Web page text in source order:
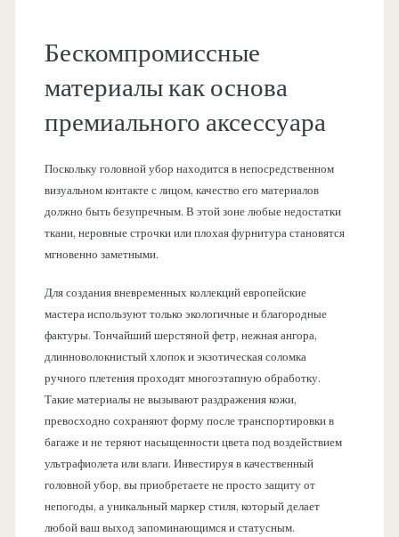
Бескомпромиссные
материалы как основа
премиального аксессуара
Поскольку головной убор находится в непосредственном
визуальном контакте с лицом, качество его материалов
должно быть безупречным. В этой зоне любые недостатки
ткани, неровные строчки или плохая фурнитура становятся
мгновенно заметными.
Для создания вневременных коллекций европейские
мастера используют только экологичные и благородные
фактуры. Тончайший шерстяной фетр, нежная ангора,
длинноволокнистый хлопок и экзотическая соломка
ручного плетения проходят многоэтапную обработку.
Такие материалы не вызывают раздражения кожи,
превосходно сохраняют форму после транспортировки в
багаже и не теряют насыщенности цвета под воздействием
ультрафиолета или влаги. Инвестируя в качественный
головной убор, вы приобретаете не просто защиту от
непогоды, а уникальный маркер стиля, который делает
любой ваш выход запоминающимся и статусным.